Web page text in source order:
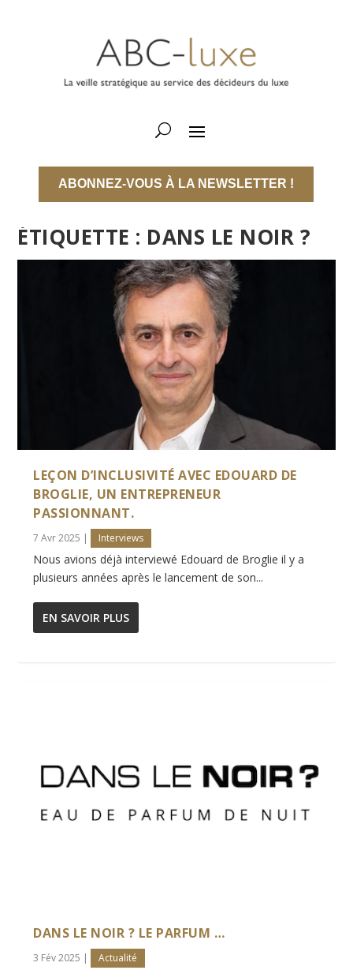
ABONNEZ-VOUS À LA NEWSLETTER !
ÉTIQUETTE : DANS LE NOIR ?
LEÇON D’INCLUSIVITÉ AVEC EDOUARD DE
BROGLIE, UN ENTREPRENEUR
PASSIONNANT.
7 Avr 2025 | Interviews
Nous avions déjà interviewé Edouard de Broglie il y a
plusieurs années après le lancement de son...
EN SAVOIR PLUS
DANS LE NOIR ? LE PARFUM …
3 Fév 2025 | Actualité